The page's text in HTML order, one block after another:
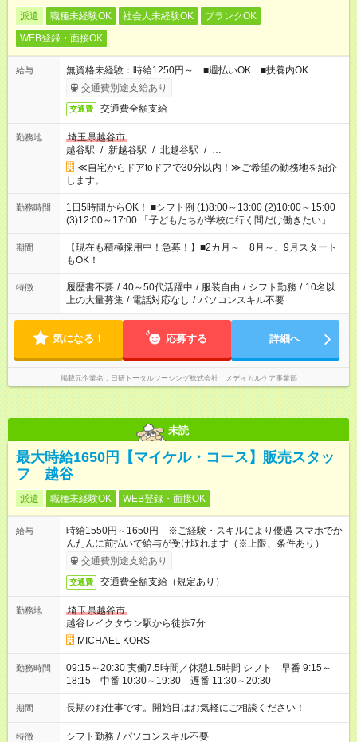
派遣 職種未経験OK 社会人未経験OK
ブランクOK
WEB登録・面接OK
給与
無資格未経験：時給1250円～ ■週払いOK ■扶養内OK
交通費別途支給あり
交通費 交通費全額支給
勤務地
埼玉県越谷市
越谷駅 / 新越谷駅 / 北越谷駅 / …
≪自宅からドアtoドアで30分以内！≫ご希望の勤務地を紹介
します。
勤務時間
1日5時間からOK！ ■シフト例 (1)8:00～13:00 (2)10:00～15:00
(3)12:00～17:00 「子どもたちが学校に行く間だけ働きたい」
「余裕を持って夕飯の準備がしたい」 「午前中は働いて、午後
はプライベートの時間にしたい」 など、ご希望を教えてくださ
いね。 ※Wワーク希望の方へ 今ご覧のお仕事で希望する勤務時
間と、もう1つのお仕事の勤務時間。 合計で週40時間を超える
場合は応募できません。
期間
【現在も積極採用中！急募！】■2カ月～ 8月～、9月スタート
もOK！
特徴 履歴書不要 / 40～50代活躍中 / 服装自由 / シフト勤務 / 10名以
上の大量募集 / 電話対応なし / パソコンスキル不要
気になる！ 応募する 詳細へ
掲載元企業名 日研トータルソーシング株式会社 メディカルケア事業部
未読
最大時給1650円【マイケル・コース】販売スタッ
フ 越谷
派遣 職種未経験OK WEB登録・面接OK
給与
時給1550円～1650円 ※ご経験・スキルにより優遇 スマホでか
んたんに前払いで給与が受け取れます（※上限、条件あり）
交通費別途支給あり
交通費 交通費全額支給（規定あり）
勤務地
埼玉県越谷市
越谷レイクタウン駅から徒歩7分
MICHAEL KORS
勤務時間
09:15～20:30 実働7.5時間／休憩1.5時間 シフト 早番 9:15～
18:15 中番 10:30～19:30 遅番 11:30～20:30
期間 長期のお仕事です。開始日はお気軽にご相談ください！
特徴 シフト勤務 / パソコンスキル不要